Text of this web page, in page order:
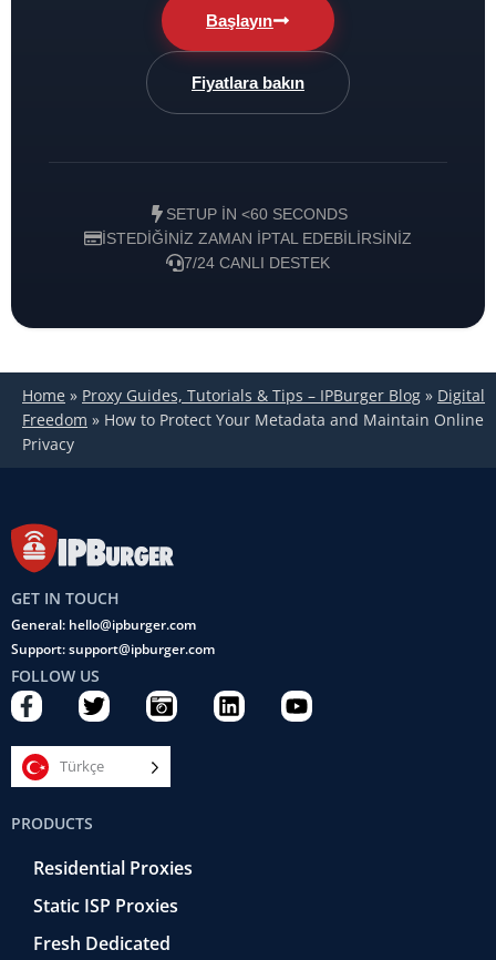
Başlayın
Fiyatlara bakın
SETUP IN <60 SECONDS
İSTEDIĞINIZ ZAMAN IPTAL EDEBILIRSINIZ
7/24 CANLI DESTEK
Home » Proxy Guides, Tutorials & Tips – IPBurger Blog » Digital
Freedom » How to Protect Your Metadata and Maintain Online
Privacy
GET IN TOUCH
General: hello@ipburger.com
Support: support@ipburger.com
FOLLOW US
F
a
c
e
b
o
o
k
T
w
i
t
t
C
a
m
r
e
t
r
o
L
i
Y
o
Türkçe
PRODUCTS
Residential Proxies
Static ISP Proxies
Fresh Dedicated